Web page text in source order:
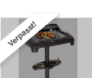
Verpasst!